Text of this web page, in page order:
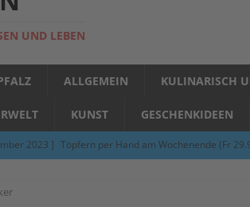
UND LEBEN
ALLGEMEIN KULINARISCH
KUNST GESCHENKIDEEN
2023 ] Töpfern per Hand am Wochenende (Fr
]